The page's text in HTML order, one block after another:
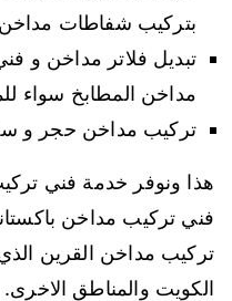
بتركيب شفاطات مداخن
تبديل فلاتر مداخن و
مداخن المطابخ سواء
تركيب مداخن حجر و
هذا ونوفر خدمة فني
فني تركيب مداخن
تركيب مداخن القرين
الكويت والمناطق الاخرى.